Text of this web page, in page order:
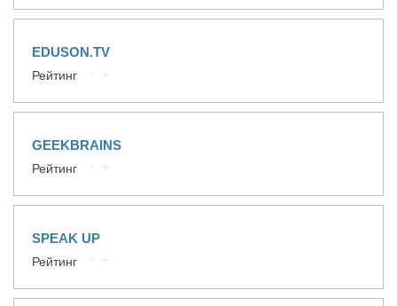
EDUSON.TV
Рейтинг
GEEKBRAINS
Рейтинг
SPEAK UP
Рейтинг